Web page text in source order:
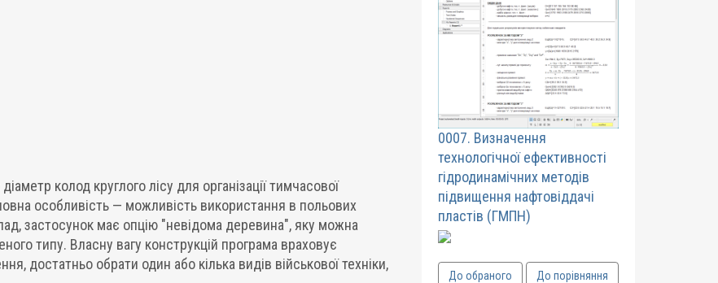
колод круглого лісу для організації тимчасової
особливість — можливість використання в польових
застосунок має опцію "невідома деревина", яку можна
типу. Власну вагу конструкцій програма враховує
достатньо обрати один або кілька видів військової техніки,
0007. Визначення
технологічної ефективності
гідродинамічних методів
підвищення нафтовіддачі
пластів (ГМПН)
До обраного До порівняння